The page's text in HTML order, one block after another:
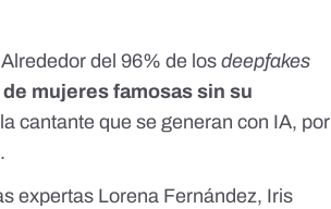
del 96% de losdeepfakes
mujeres famosas sin su
cantante que se generan con IA, por
expertas Lorena Fernández, Iris